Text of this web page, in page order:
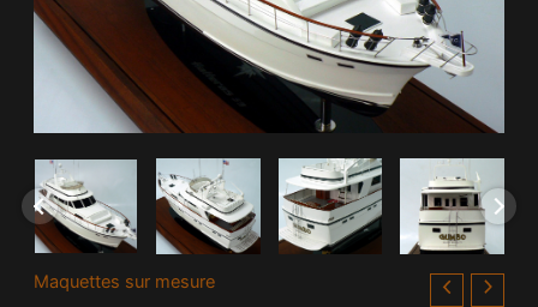
Maquettes sur mesure